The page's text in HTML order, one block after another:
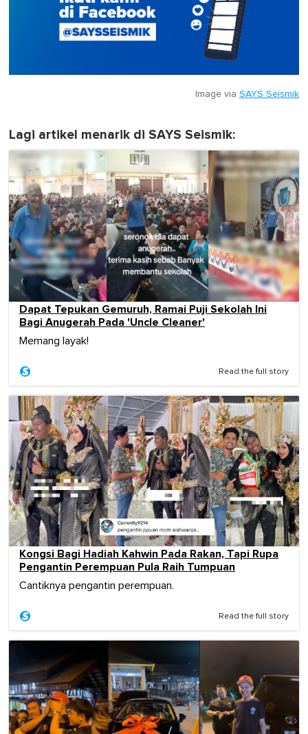
Image via SAYS Seismik
Lagi artikel menarik di SAYS Seismik:
Dapat Tepukan Gemuruh, Ramai Puji Sekolah Ini
Bagi Anugerah Pada 'Uncle Cleaner'
Memang layak!
Read the full story
Kongsi Bagi Hadiah Kahwin Pada Rakan, Tapi Rupa
Pengantin Perempuan Pula Raih Tumpuan
Cantiknya pengantin perempuan.
Read the full story